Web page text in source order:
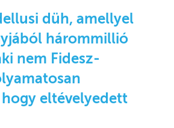
düh, amellyel
hárommillió
nem Fidesz-
eltévelyedett